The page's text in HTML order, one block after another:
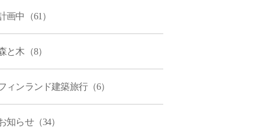
画中（61）
と木（8）
ィンランド建築旅行（6）
知らせ（34）